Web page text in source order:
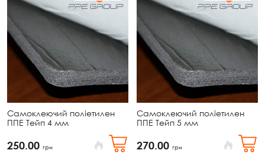
Самоклеючий поліетилен
ППЕ Тейп 4 мм
250.00 грн
Самоклеючий поліетилен
ППЕ Тейп 5 мм
270.00 грн